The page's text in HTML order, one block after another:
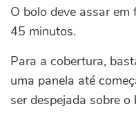
O bolo deve assar
45 minutos.
Para a cobertura,
uma panela até
ser despejada sobre